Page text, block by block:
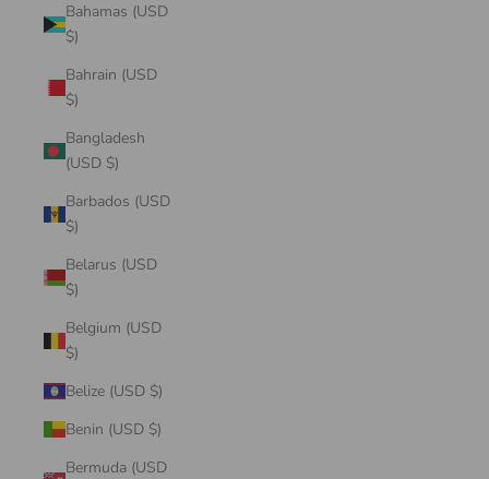
Bahamas (USD
$)
Bahrain (USD
$)
Bangladesh
(USD $)
Barbados (USD
$)
Belarus (USD
$)
Belgium (USD
$)
Belize (USD $)
Benin (USD $)
Bermuda (USD